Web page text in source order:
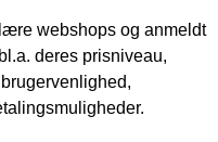
webshops og anmeldt
deres prisniveau,